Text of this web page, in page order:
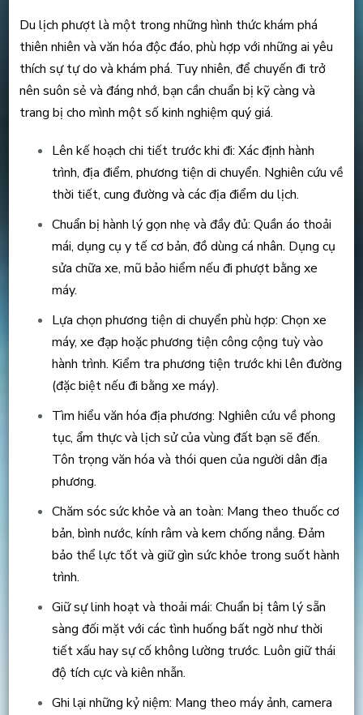
Du lịch phượt là một trong những hình thức khám phá
thiên nhiên và văn hóa độc đáo, phù hợp với những ai yêu
thích sự tự do và khám phá. Tuy nhiên, để chuyến đi trở
nên suôn sẻ và đáng nhớ, bạn cần chuẩn bị kỹ càng và
trang bị cho mình một số kinh nghiệm quý giá.
Lên kế hoạch chi tiết trước khi đi: Xác định hành
trình, địa điểm, phương tiện di chuyển. Nghiên cứu về
thời tiết, cung đường và các địa điểm du lịch.
Chuẩn bị hành lý gọn nhẹ và đầy đủ: Quần áo thoải
mái, dụng cụ y tế cơ bản, đồ dùng cá nhân. Dụng cụ
sửa chữa xe, mũ bảo hiểm nếu đi phượt bằng xe
máy.
Lựa chọn phương tiện di chuyển phù hợp: Chọn xe
máy, xe đạp hoặc phương tiện công cộng tuỳ vào
hành trình. Kiểm tra phương tiện trước khi lên đường
(đặc biệt nếu đi bằng xe máy).
Tìm hiểu văn hóa địa phương: Nghiên cứu về phong
tục, ẩm thực và lịch sử của vùng đất bạn sẽ đến.
Tôn trọng văn hóa và thói quen của người dân địa
phương.
Chăm sóc sức khỏe và an toàn: Mang theo thuốc cơ
bản, bình nước, kính râm và kem chống nắng. Đảm
bảo thể lực tốt và giữ gìn sức khỏe trong suốt hành
trình.
Giữ sự linh hoạt và thoải mái: Chuẩn bị tâm lý sẵn
sàng đối mặt với các tình huống bất ngờ như thời
tiết xấu hay sự cố không lường trước. Luôn giữ thái
độ tích cực và kiên nhẫn.
Ghi lại những kỷ niệm: Mang theo máy ảnh, camera